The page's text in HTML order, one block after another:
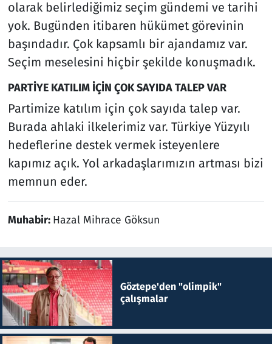
olarak belirlediğimiz seçim gündemi ve tarihi
yok. Bugünden itibaren hükümet görevinin
başındadır. Çok kapsamlı bir ajandamız var.
Seçim meselesini hiçbir şekilde konuşmadık.
PARTİYE KATILIM İÇİN ÇOK SAYIDA TALEP VAR
Partimize katılım için çok sayıda talep var.
Burada ahlaki ilkelerimiz var. Türkiye Yüzyılı
hedeflerine destek vermek isteyenlere
kapımız açık. Yol arkadaşlarımızın artması bizi
memnun eder.
Muhabir: Hazal Mihrace Göksun
Göztepe'den "olimpik"
çalışmalar